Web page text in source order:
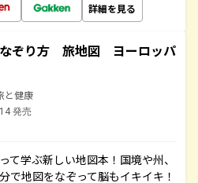
詳細を見る
ぞり方 旅地図 ヨーロッパ
と健康
発売
て学ぶ新しい地図本！国境や州、
で地図をなぞって脳もイキイキ！